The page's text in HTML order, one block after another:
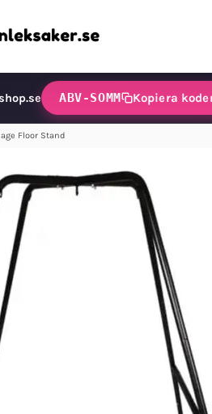
ABV-SOMM Kopiera
Floor Stand